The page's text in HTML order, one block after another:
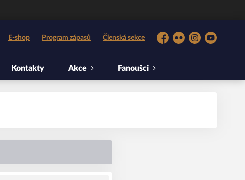
E-shop Program zápasů Členská sekce
Facebook
FlickrInstagramYouTube
Kontakty Akce Fanoušci